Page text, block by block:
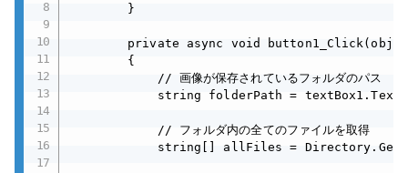
        }
private async void
        {
            // 画像が保存されているフォルダのパス
            string folderPath = textBox1.Text;
            // フォルダ内の全てのファイルを取得
string[] allFiles =